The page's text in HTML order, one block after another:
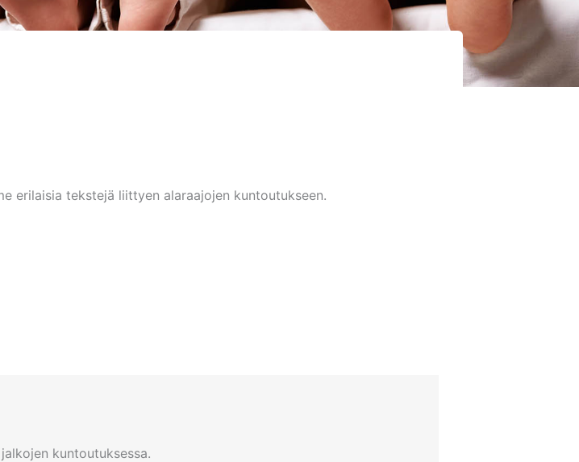
erilaisia tekstejä liittyen alaraajojen kuntoutukseen.
kuntoutuksessa.